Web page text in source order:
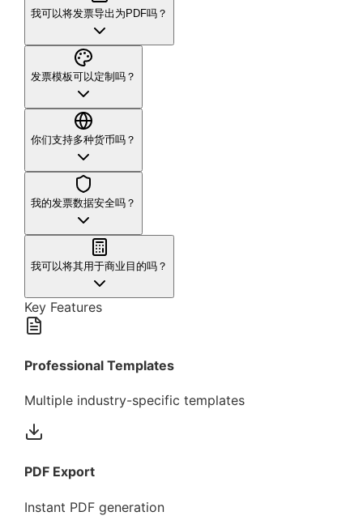
我可以将发票导出为PDF吗？
发票模板可以定制吗？
你们支持多种货币吗？
我的发票数据安全吗？
我可以将其用于商业目的吗？
Key Features
Professional Templates
Multiple industry-specific templates
PDF Export
Instant PDF generation